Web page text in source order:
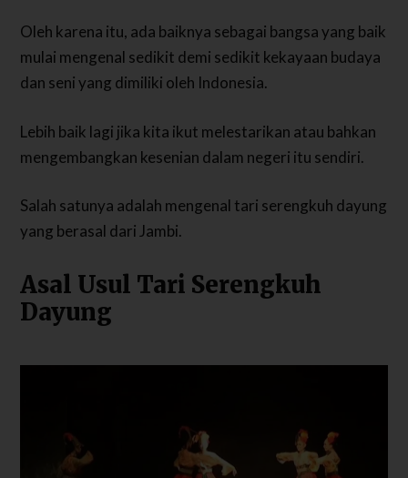
Oleh karena itu, ada baiknya sebagai bangsa yang baik
mulai mengenal sedikit demi sedikit kekayaan budaya
dan seni yang dimiliki oleh Indonesia.
Lebih baik lagi jika kita ikut melestarikan atau bahkan
mengembangkan kesenian dalam negeri itu sendiri.
Salah satunya adalah mengenal tari serengkuh dayung
yang berasal dari Jambi.
Asal Usul Tari Serengkuh
Dayung